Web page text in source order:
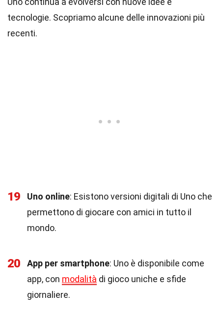
tecnologie. Scopriamo alcune delle innovazioni più
recenti.
19 Uno online: Esistono versioni digitali di Uno che
permettono di giocare con amici in tutto il
mondo.
20 App per smartphone: Uno è disponibile come
app, con modalità di gioco uniche e sfide
giornaliere.